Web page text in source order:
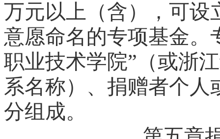
万元以上（含），可设
意愿命名的专项基金。
职业技术学院” （或浙
系名称）、捐赠者个
分组成。